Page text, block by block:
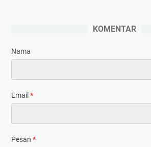
KOMENTAR
Nama
Email *
Pesan *